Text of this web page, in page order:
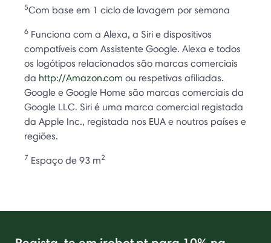
5Com base em 1 ciclo de lavagem por semana
6 Funciona com a Alexa, a Siri e dispositivos
compatíveis com Assistente Google. Alexa e todos
os logótipos relacionados são marcas comerciais
da http://Amazon.com ou respetivas afiliadas.
Google e Google Home são marcas comerciais da
Google LLC. Siri é uma marca comercial registada
da Apple Inc., registada nos EUA e noutros países e
regiões.
7 Espaço de 93 m2